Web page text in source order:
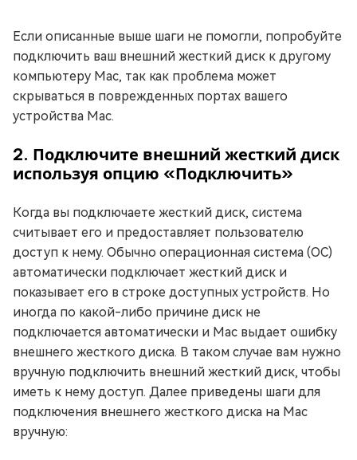
Если описанные выше шаги не помогли, попробуйте
подключить ваш внешний жесткий диск к другому
компьютеру Mac, так как проблема может
скрываться в поврежденных портах вашего
устройства Mac.
2. Подключите внешний жесткий диск
используя опцию «Подключить»
Когда вы подключаете жесткий диск, система
считывает его и предоставляет пользователю
доступ к нему. Обычно операционная система (ОС)
автоматически подключает жесткий диск и
показывает его в строке доступных устройств. Но
иногда по какой-либо причине диск не
подключается автоматически и Mac выдает ошибку
внешнего жесткого диска. В таком случае вам нужно
вручную подключить внешний жесткий диск, чтобы
иметь к нему доступ. Далее приведены шаги для
подключения внешнего жесткого диска на Mac
вручную: